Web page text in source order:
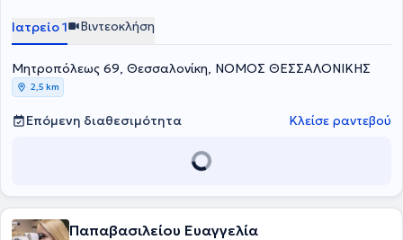
Ιατρείο 1 Βιντεοκλήση
Μητροπόλεως 69, Θεσσαλονίκη, ΝΟΜΟΣ ΘΕΣΣΑΛΟΝΙΚΗΣ
2,5 km
Επόμενη διαθεσιμότητα Κλείσε ραντεβού
Παπαβασιλείου Ευαγγελία